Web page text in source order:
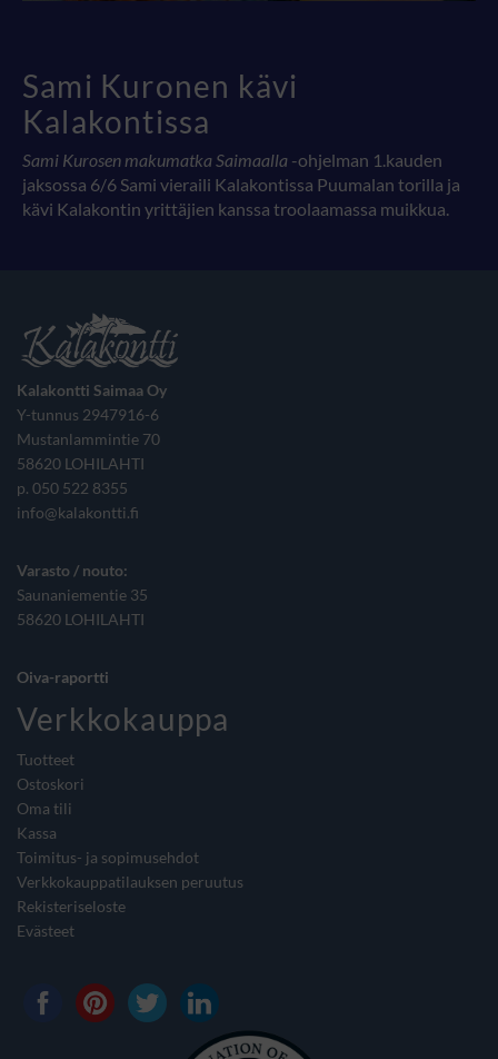
Sami Kuronen kävi
Kalakontissa
Sami Kurosen makumatka Saimaalla -ohjelman 1.kauden
jaksossa 6/6 Sami vieraili Kalakontissa Puumalan torilla ja
kävi Kalakontin yrittäjien kanssa troolaamassa muikkua.
Kalakontti Saimaa Oy
Y-tunnus 2947916-6
Mustanlammintie 70
58620 LOHILAHTI
p. 050 522 8355
info@kalakontti.fi‬
Varasto / nouto:
Saunaniementie 35
58620 LOHILAHTI
Oiva-raportti
Verkkokauppa
Tuotteet
Ostoskori
Oma tili
Kassa
Toimitus- ja sopimusehdot
Verkkokauppatilauksen peruutus
Rekisteriseloste
Evästeet